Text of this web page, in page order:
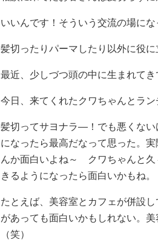
いいんです！そういう交流の場にな
髪切ったりパーマしたり以外に役に
最近、少しづつ頭の中に生まれて
今日、来てくれたクワちゃんとラ
髪切ってサヨナラ―！でも悪くな
になったら最高だなって思った。
んか面白いよね～ クワちゃんと
きるようになったら面白いかもね。
たとえば、美容室とカフェが併設
があっても面白いかもしれない。
（笑）